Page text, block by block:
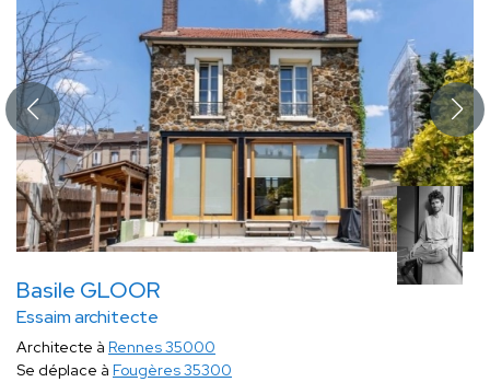
Basile GLOOR
Essaim architecte
Architecte à Rennes 35000
Se déplace à Fougères 35300